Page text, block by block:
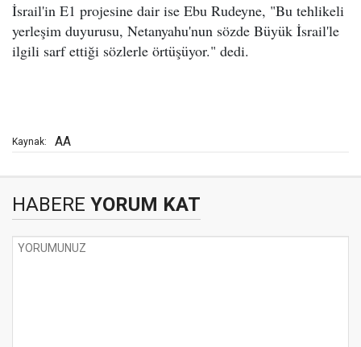
İsrail'in E1 projesine dair ise Ebu Rudeyne, "Bu tehlikeli
yerleşim duyurusu, Netanyahu'nun sözde Büyük İsrail'le
ilgili sarf ettiği sözlerle örtüşüyor." dedi.
Kaynak: AA
HABERE YORUM KAT